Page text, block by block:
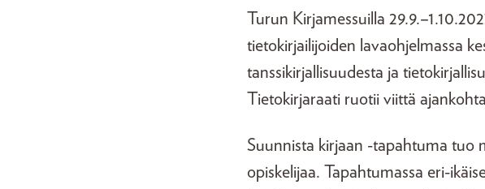
Turun Kirjamessuilla
tietokirjailijoiden lavaohjelmassa
tanssikirjallisuudesta ja
Tietokirjaraati ruotii viittä
Suunnista kirjaan -tapahtuma tuo
opiskelijaa. Tapahtumassa eri-